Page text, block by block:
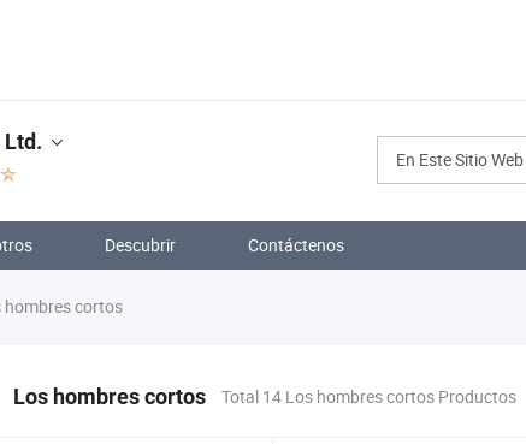
En Este Sitio Web
Ltd.
Descubrir Contáctenos
hombres cortos
Los hombres cortos Total 14 Los hombres cortos Productos